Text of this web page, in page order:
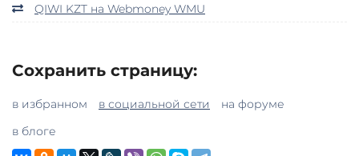
QIWI KZT на Webmoney WMU
Сохранить страницу:
в избранном в социальной сети
на форуме
в блоге